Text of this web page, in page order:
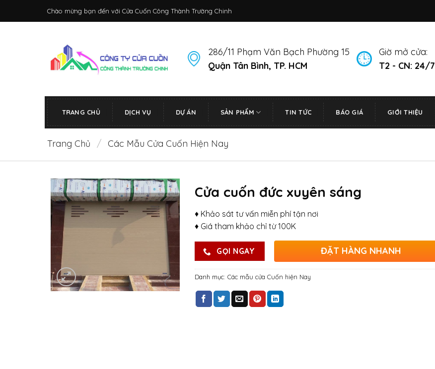
Chào mừng bạn đến với Cửa Cuốn Công Thành Trường Chinh
286/11 Phạm Văn Bạch Phường 15
Quận Tân Bình, TP. HCM
Giờ mở cửa:
T2 - CN: 24/7
TRANG CHỦ DỊCH VỤ DỰ ÁN SẢN PHẨM TIN TỨC BÁO GIÁ GIỚI THIỆU
Trang Chủ / Các Mẫu Cửa Cuốn Hiện Nay
Cửa cuốn đức xuyên sáng
♦ Khảo sát tư vấn miễn phí tận nơi
♦ Giá tham khảo chỉ từ 100K
GỌI NGAY ĐẶT HÀNG NHANH
Danh mục: Các mẫu cửa Cuốn hiện Nay